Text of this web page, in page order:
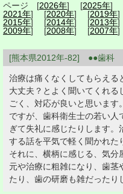
ページ [2026年] [2025年]
2021年] [2020年] [2019年
2015年] [2014年] [2013年
2009年] [2008年] [2007年
[熊本県2012年-82] ●●歯科
治療は痛くなくしてもらえる
大丈夫？とよく聞いてくれる
ごく、対応が良いと思います。
ですが、歯科衛生士の若い人
ぎて失礼に感じたりします
する話を平気で軽く聞かれた
それに、横柄に感じる、気
元や治療に粗雑になり、歯茎
たり、歯の研磨も雑だったり